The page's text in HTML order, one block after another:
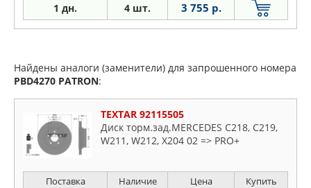
1 дн. 4 шт. 3 755 р.
Найдены аналоги (заменители) для запрошенного номера
PBD4270 PATRON:
TEXTAR 92115505
Диск торм.зад.MERCEDES C218, C219,
W211, W212, X204 02 => PRO+
Поставка Наличие Цена Купить